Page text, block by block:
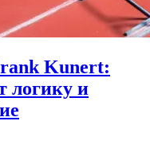
Kunert:
логику и